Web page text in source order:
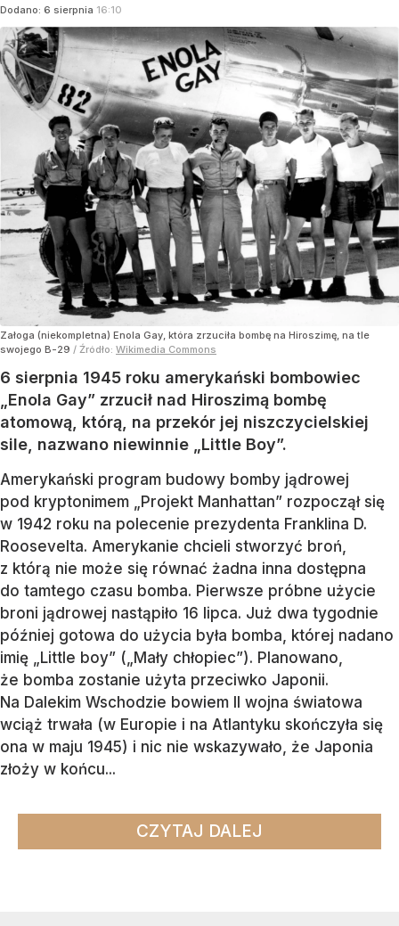
Dodano: 6 sierpnia 16:10
Załoga (niekompletna) Enola Gay, która zrzuciła bombę na Hiroszimę, na tle
swojego B-29 / Źródło: Wikimedia Commons
6 sierpnia 1945 roku amerykański bombowiec
„Enola Gay” zrzucił nad Hiroszimą bombę
atomową, którą, na przekór jej niszczycielskiej
sile, nazwano niewinnie „Little Boy”.
Amerykański program budowy bomby jądrowej
pod kryptonimem „Projekt Manhattan” rozpoczął się
w 1942 roku na polecenie prezydenta Franklina D.
Roosevelta. Amerykanie chcieli stworzyć broń,
z którą nie może się równać żadna inna dostępna
do tamtego czasu bomba. Pierwsze próbne użycie
broni jądrowej nastąpiło 16 lipca. Już dwa tygodnie
później gotowa do użycia była bomba, której nadano
imię „Little boy” („Mały chłopiec”). Planowano,
że bomba zostanie użyta przeciwko Japonii.
Na Dalekim Wschodzie bowiem II wojna światowa
wciąż trwała (w Europie i na Atlantyku skończyła się
ona w maju 1945) i nic nie wskazywało, że Japonia
złoży w końcu...
CZYTAJ DALEJ